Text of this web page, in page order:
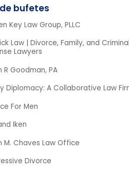
Key Law Group, PLLC
Law | Divorce, Family, and Criminal
Lawyers
R Goodman, PA
Diplomacy: A Collaborative Law
For Men
Iken
M. Chaves Law Office
Divorce